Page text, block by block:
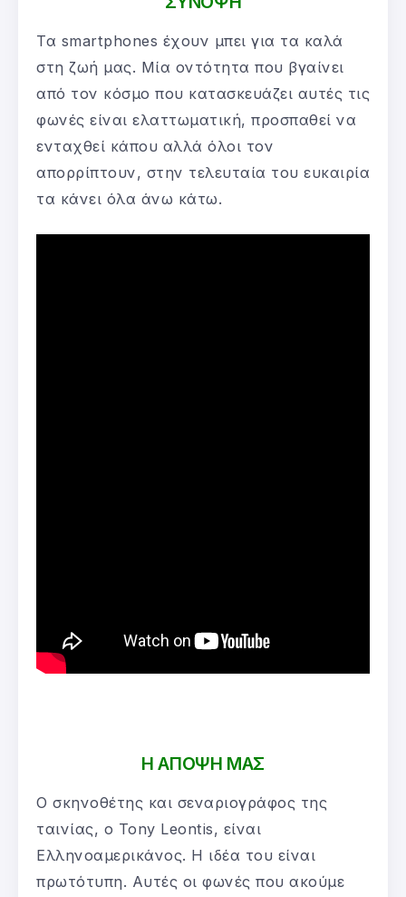
Τα smartphones έχουν μπει για τα καλά
στη ζωή μας. Μία οντότητα που βγαίνει
από τον κόσμο που κατασκευάζει αυτές τις
φωνές είναι ελαττωματική, προσπαθεί να
ενταχθεί κάπου αλλά όλοι τον
απορρίπτουν, στην τελευταία του ευκαιρία
τα κάνει όλα άνω κάτω.
Η ΑΠΟΨΗ ΜΑΣ
Ο σκηνοθέτης και σεναριογράφος της
ταινίας, ο Tony Leontis, είναι
Ελληνοαμερικάνος. Η ιδέα του είναι
πρωτότυπη. Αυτές οι φωνές που ακούμε